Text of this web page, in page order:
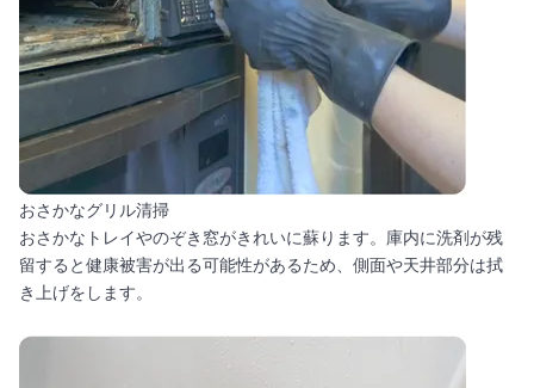
おさかなグリル清掃
おさかなトレイやのぞき窓がきれいに蘇ります。庫内に洗剤が残
留すると健康被害が出る可能性があるため、側面や天井部分は拭
き上げをします。